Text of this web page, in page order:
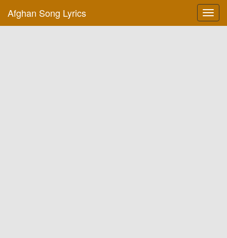
Afghan Song Lyrics